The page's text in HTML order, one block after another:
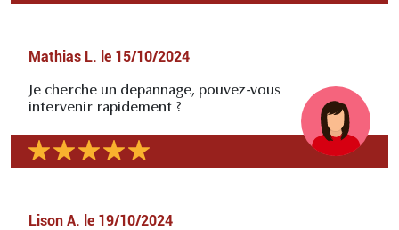
Mathias L. le 15/10/2024
Je cherche un depannage, pouvez-vous
intervenir rapidement ?
Lison A. le 19/10/2024